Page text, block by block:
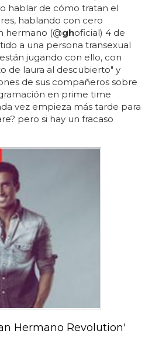
hablar de cómo tratan el
hablando con cero
hermano (@ghoficial) 4 de
a una persona transexual
jugando con ello, con
de laura al descubierto" y
de sus compañeros sobre
en prime time
vez empieza más tarde para
pero si hay un fracaso
Hermano Revolution'